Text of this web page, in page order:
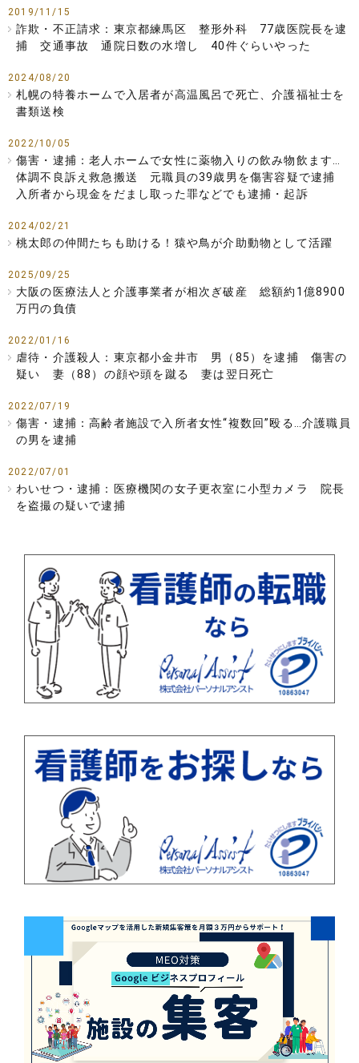
2019/11/15
詐欺・不正請求：東京都練馬区 整形外科 77歳医院長を逮
捕 交通事故 通院日数の水増し 40件ぐらいやった
2024/08/20
札幌の特養ホームで入居者が高温風呂で死亡、介護福祉士を
書類送検
2022/10/05
傷害・逮捕：老人ホームで女性に薬物入りの飲み物飲ます…
体調不良訴え救急搬送 元職員の39歳男を傷害容疑で逮捕
入所者から現金をだまし取った罪などでも逮捕・起訴
2024/02/21
桃太郎の仲間たちも助ける！猿や鳥が介助動物として活躍
2025/09/25
大阪の医療法人と介護事業者が相次ぎ破産 総額約1億8900
万円の負債
2022/01/16
虐待・介護殺人：東京都小金井市 男（85）を逮捕 傷害の
疑い 妻（88）の顔や頭を蹴る 妻は翌日死亡
2022/07/19
傷害・逮捕：高齢者施設で入所者女性“複数回”殴る…介護職員
の男を逮捕
2022/07/01
わいせつ・逮捕：医療機関の女子更衣室に小型カメラ 院長
を盗撮の疑いで逮捕